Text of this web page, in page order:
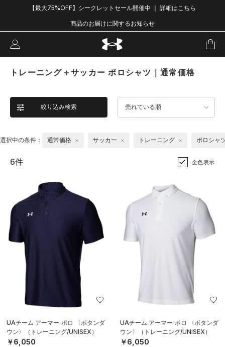
【最大75%OFF】シークレットセール開催中 ｜ 詳細はこちら
商品のお届けに関するお知らせ
トレーニング＋サッカー ポロシャツ｜通常価格
絞り込み検索 売れている順
選択中の条件： 通常価格 サッカー トレーニング ポロシャ
6件 全色表示
UAチーム アーマー ポロ 〈ボタンダ
ウン〉（トレーニング/UNISEX）
￥6,050
UAチーム アーマー ポロ 〈ボタンダ
ウン〉（トレーニング/UNISEX）
￥6,050